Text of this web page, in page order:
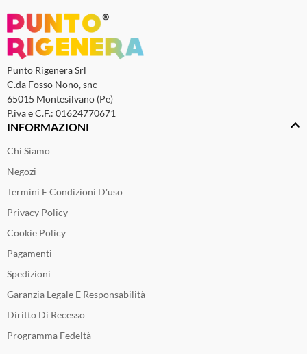
Punto Rigenera Srl
C.da Fosso Nono, snc
65015 Montesilvano (Pe)
P.iva e C.F.: 01624770671
INFORMAZIONI
Chi Siamo
Negozi
Termini E Condizioni D'uso
Privacy Policy
Cookie Policy
Pagamenti
Spedizioni
Garanzia Legale E Responsabilità
Diritto Di Recesso
Programma Fedeltà